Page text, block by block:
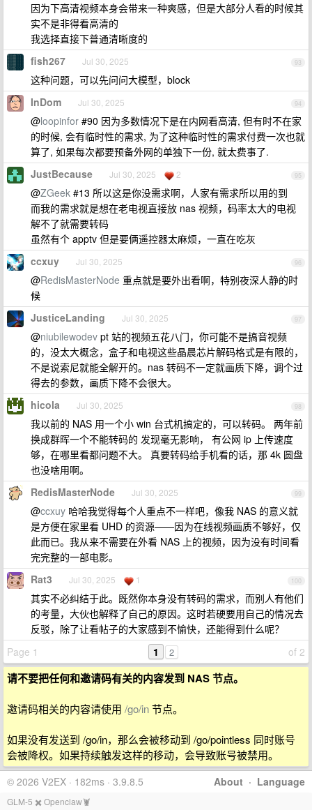
因为下高清视频本身会带来一种爽感，但是大部分人看的时候其
实不是非得看高清的
我选择直接下普通清晰度的
93
fish267 Jul 30, 2025
这种问题，可以先问问大模型，block
94
InDom Jul 30, 2025
@loopinfor #90 因为多数情况下是在内网看高清, 但有时不在家
的时候, 会有临时性的需求, 为了这种临时性的需求付费一次也就
算了, 如果每次都要预备外网的单独下一份, 就太费事了.
95
JustBecause Jul 30, 2025 2
@ZGeek #13 所以这是你没需求啊，人家有需求所以用的到
而我的需求就是想在老电视直接放 nas 视频，码率太大的电视
解不了就需要转码
虽然有个 apptv 但是要俩遥控器太麻烦，一直在吃灰
96
ccxuy Jul 30, 2025
@RedisMasterNode 重点就是要外出看啊，特别夜深人静的时
候
97
JusticeLanding Jul 30, 2025
@niubilewodev pt 站的视频五花八门，你可能不是搞音视频
的，没太大概念，盒子和电视这些晶晨芯片解码格式是有限的，
不是说索尼就能全解开的。nas 转码不一定就画质下降，调个过
得去的参数，画质下降不会很大。
98
hicola Jul 30, 2025
我以前的 NAS 用一个小 win 台式机搞定的，可以转码。 两年前
换成群晖一个不能转码的 发现毫无影响， 有公网 ip 上传速度
够，在哪里看都问题不大。 真要转码给手机看的话，那 4k 圆盘
也没啥用啊。
99
RedisMasterNode Jul 30, 2025
@ccxuy 哈哈我觉得每个人重点不一样吧，像我 NAS 的意义就
是方便在家里看 UHD 的资源——因为在线视频画质不够好，仅
此而已。我从来不需要在外看 NAS 上的视频，因为没有时间看
完完整的一部电影。
100
Rat3 Jul 30, 2025 1
其实不必纠结于此。既然你本身没有转码的需求，而别人有他们
的考量，大伙也解释了自己的原因。这时若硬要用自己的情况去
反驳，除了让看帖子的大家感到不愉快，还能得到什么呢？
Page 1
of 2
1 2
请不要把任何和邀请码有关的内容发到 NAS 节点。
邀请码相关的内容请使用 /go/in节点。
如果没有发送到 /go/in，那么会被移动到 /go/pointless 同时账号
会被降权。如果持续触发这样的移动，会导致账号被禁用。
About · Language
© 2026 V2EX · 182ms · 3.9.8.5
GLM-5 ✖️ Openclaw🦞